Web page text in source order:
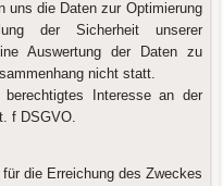
uns die Daten zur Optimierung
der Sicherheit unserer
Auswertung der Daten zu
nicht statt.
Interesse an der
f DSGVO.
die Erreichung des Zweckes